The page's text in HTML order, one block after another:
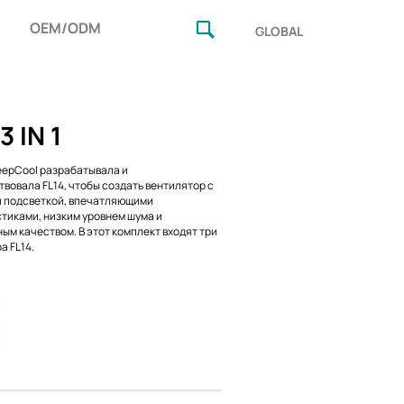
OEM/ODM GLOBAL
IN 1
разрабатывала и
FL14, чтобы создать вентилятор с
подсветкой, впечатляющими
низким уровнем шума и
качеством. В этот комплект входят три
FL14.